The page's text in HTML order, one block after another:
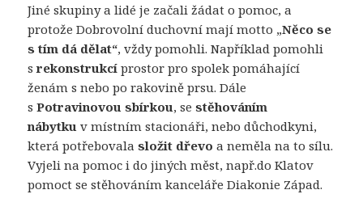
Jiné skupiny a lidé je začali žádat o pomoc, a
protože Dobrovolní duchovní mají motto „Něco se
s tím dá dělat“, vždy pomohli. Například pomohli
srekonstrukcí prostor pro spolek pomáhající
ženám s nebo po rakovině prsu. Dále
sPotravinovou sbírkou, sestěhováním
nábytku v místním stacionáři, nebo důchodkyni,
která potřebovalasložit dřevo a neměla na to sílu.
Vyjeli na pomoc i do jiných měst, např.do Klatov
pomoct se stěhováním kanceláře Diakonie Západ.